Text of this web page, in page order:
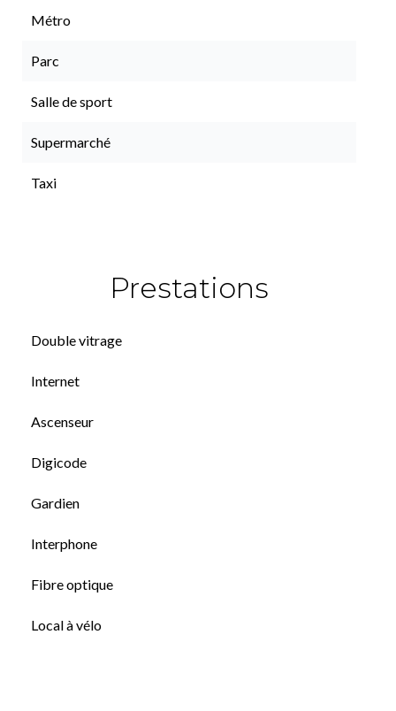
Métro
Parc
Salle de sport
Supermarché
Taxi
Prestations
Double vitrage
Internet
Ascenseur
Digicode
Gardien
Interphone
Fibre optique
Local à vélo